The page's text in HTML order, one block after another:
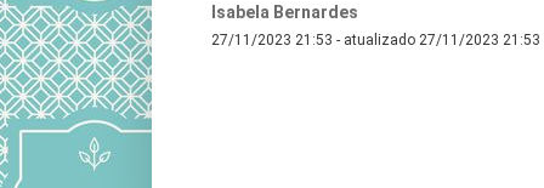
Isabela Bernardes
27/11/2023 21:53 - atualizado 27/11/2023 21:53